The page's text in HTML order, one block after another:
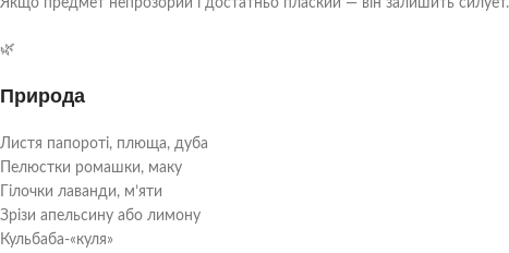
Якщо предмет непрозорий і достатньо плаский — він залишить
🌿
Природа
Листя папороті, плюща, дуба
Пелюстки ромашки, маку
Гілочки лаванди, м’яти
Зрізи апельсину або лимону
Кульбаба-«куля»